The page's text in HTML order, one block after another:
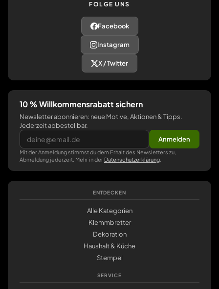
FOLGE UNS
Facebook
Instagram
X / Twitter
10 % Willkommensrabatt sichern
Newsletter abonnieren: neue Motive, Aktionen & Tipps.
Jederzeit abbestellbar.
Anmelden
Mit der Anmeldung stimmst du dem Erhalt des Newsletters zu,
Abmeldung jederzeit. Mehr in der Datenschutzerklärung
ENTDECKEN
Alle Kategorien
Klemmbretter
Dekoration
Haushalt & Küche
Stempel
SERVICE